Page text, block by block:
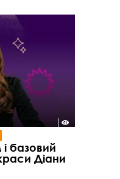
базовий
Діани